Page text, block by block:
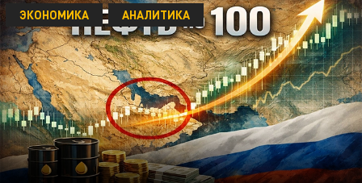
ЭКОНОМИКА АНАЛИТИКА